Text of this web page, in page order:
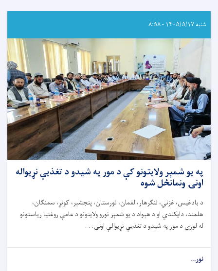
شنبه ۱۴۰۵/۵/۱۷ - ۸:۵۸
په یو شمېر ولایتونو کې د مور په شیدو د تغذیې نړیواله
اونۍ ونمانځل شوه
د بادغیس، غزني، ننګرهار، لغمان، نورستان، پنجشېر، کونړ، سمنګان،
هلمند، دایکندي او د هېواد د یو شمېر نورو ولایتونو د عامې روغتیا ریاستونو
له لوري د مور په شیدو د تغذیې نړیوالې اونۍ. . .
نور...